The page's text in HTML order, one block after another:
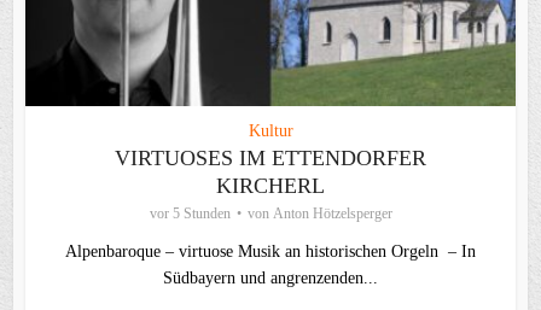
Kultur
VIRTUOSES IM ETTENDORFER
KIRCHERL
vor 5 Stunden von Anton Hötzelsperger
Alpenbaroque – virtuose Musik an historischen Orgeln – In
Südbayern und angrenzenden...